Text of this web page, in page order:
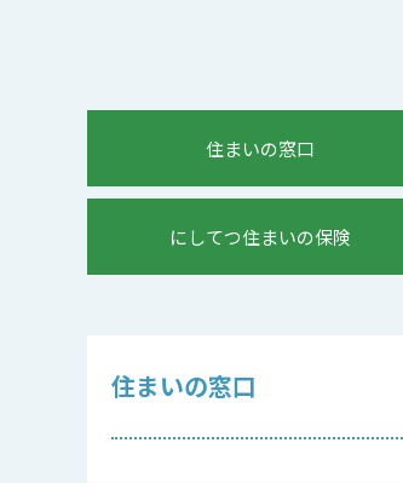
住まいの窓口
にしてつ住まいの保険
住まいの窓口